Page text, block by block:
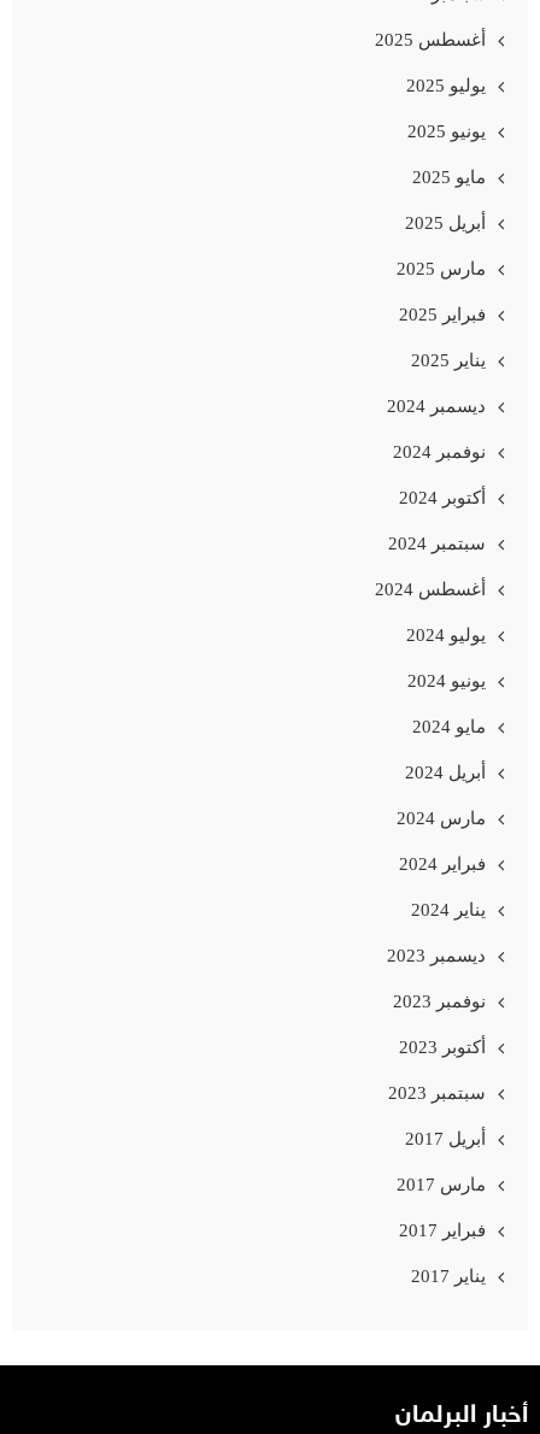
أغسطس 2025
يوليو 2025
يونيو 2025
مايو 2025
أبريل 2025
مارس 2025
فبراير 2025
يناير 2025
ديسمبر 2024
نوفمبر 2024
أكتوبر 2024
سبتمبر 2024
أغسطس 2024
يوليو 2024
يونيو 2024
مايو 2024
أبريل 2024
مارس 2024
فبراير 2024
يناير 2024
ديسمبر 2023
نوفمبر 2023
أكتوبر 2023
سبتمبر 2023
أبريل 2017
مارس 2017
فبراير 2017
يناير 2017
أخبار البرلمان